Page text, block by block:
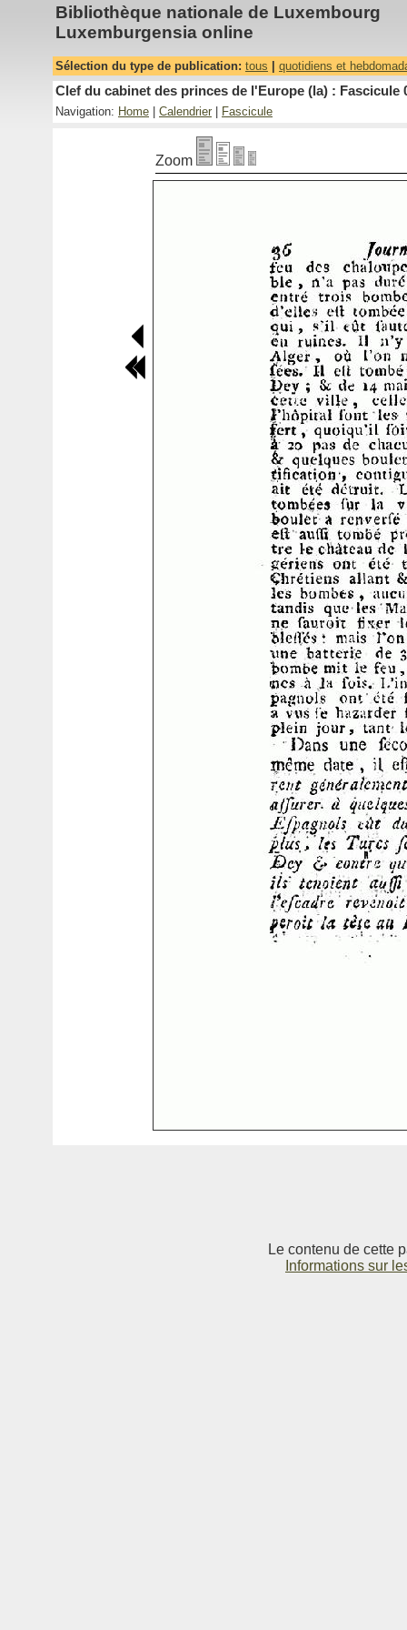
Bibliothèque nationale de Luxembourg
Luxemburgensia online
Sélection du type de publication: tous quotidiens et
Clef du cabinet des princes de l'Europe (la) : Fascicule
Navigation: Home Calendrier Fascicule
Zoom
Le contenu de cette
Informations sur